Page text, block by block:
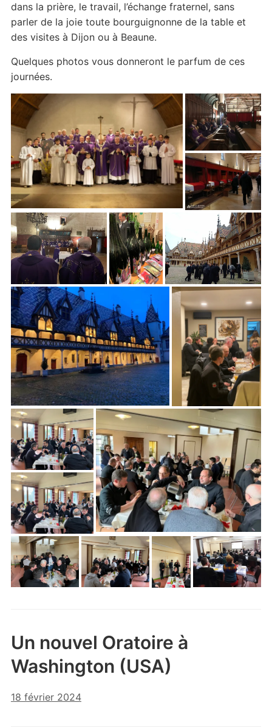
dans la prière, le travail, l’échange fraternel, sans
parler de la joie toute bourguignonne de la table et
des visites à Dijon ou à Beaune.
Quelques photos vous donneront le parfum de ces
journées.
Un nouvel Oratoire à
Washington (USA)
18 février 2024